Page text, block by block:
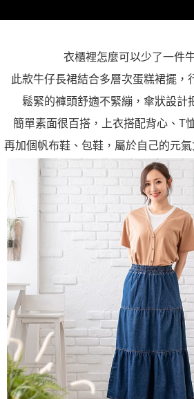
衣櫃裡怎麼可以少了一件
此款牛仔長裙結合多層次蛋糕裙擺，
鬆緊的褲頭舒適不緊繃，傘狀設計
簡單素面很百搭，上衣搭配背心、T
再加個帆布鞋、包鞋，屬於自己的元